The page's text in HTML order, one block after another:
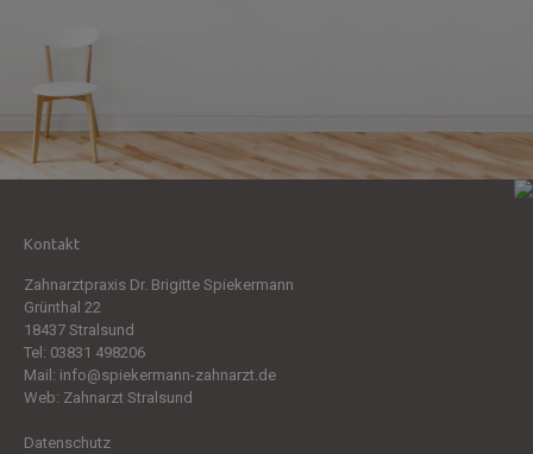
Kontakt
Zahnarztpraxis Dr. Brigitte Spiekermann
Grünthal 22
18437 Stralsund
Tel: 03831 498206
Mail: info@spiekermann-zahnarzt.de
Web: Zahnarzt Stralsund
Datenschutz